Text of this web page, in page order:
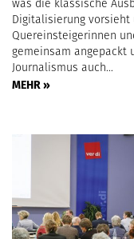
was die klassische
Digitalisierung vorsieht
Quereinsteigerinnen
gemeinsam angepackt
Journalismus auch…
MEHR »